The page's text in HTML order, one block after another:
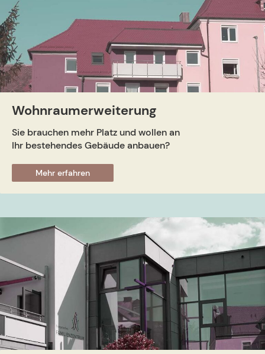
Wohnraumerweiterung
Sie brauchen mehr Platz und wollen an
Ihr bestehendes Gebäude anbauen?
Mehr erfahren